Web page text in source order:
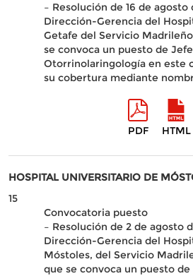
– Resolución de 16 de agosto
Dirección-Gerencia del
Getafe del Servicio
se convoca un puesto de
Otorrinolaringología en este
su cobertura mediante
PDF HTML
HOSPITAL UNIVERSITARIO DE
15
Convocatoria puesto
– Resolución de 2 de agosto
Dirección-Gerencia del
Móstoles, del Servicio
que se convoca un puesto